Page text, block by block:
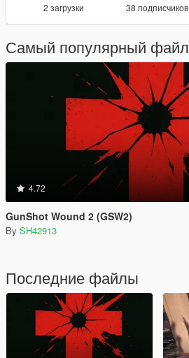
2 загрузки 38 подписчиков
Самый популярный файл
4.72
GunShot Wound 2 (GSW2)
By SH42913
Последние файлы